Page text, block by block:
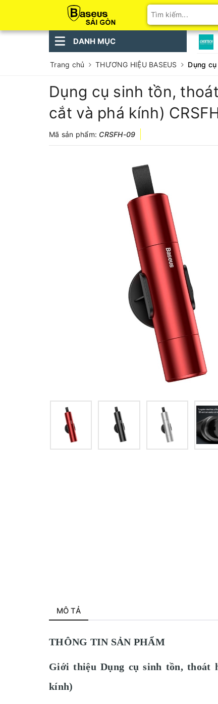
DANH MỤC
Trang chủ
THƯƠNG HIỆU BASEUS Dụng
Dụng cụ sinh tồn,
cắt và phá kính)
Mã sản phẩm: CRSFH-09
MÔ TẢ
THÔNG TIN SẢN PHẨM
Giới thiệu Dụng cụ sinh tồn, thoát
kính)